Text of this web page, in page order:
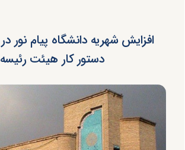
دستور کار هیئت رئیسه